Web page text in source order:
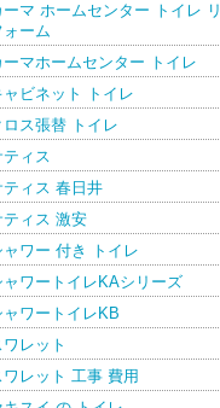
ーマ ホームセンター トイレ リ
ォーム
ーマホームセンター トイレ
ャビネット トイレ
ロス張替 トイレ
ティス
ティス 春日井
ティス 激安
ャワー 付き トイレ
ャワートイレKAシリーズ
ャワートイレKB
ワレット
ワレット 工事 費用